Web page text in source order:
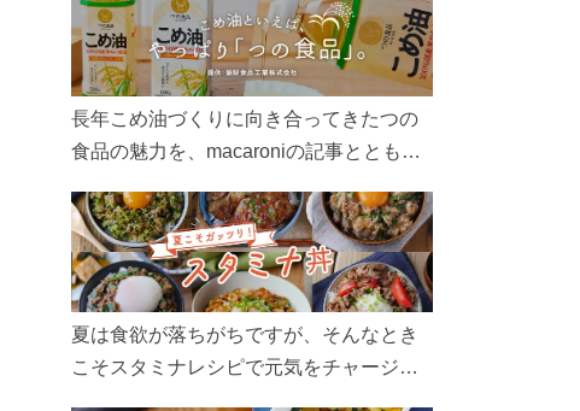
長年こめ油づくりに向き合ってきたつの
食品の魅力を、macaroniの記事とともに
ん、製造現場や品質へのこだわりまで。
こめ油をもっと好きになるコンテンツを
ぜひお楽しみください。
夏は食欲が落ちがちですが、そんなとき
こそスタミナレシピで元気をチャージ！